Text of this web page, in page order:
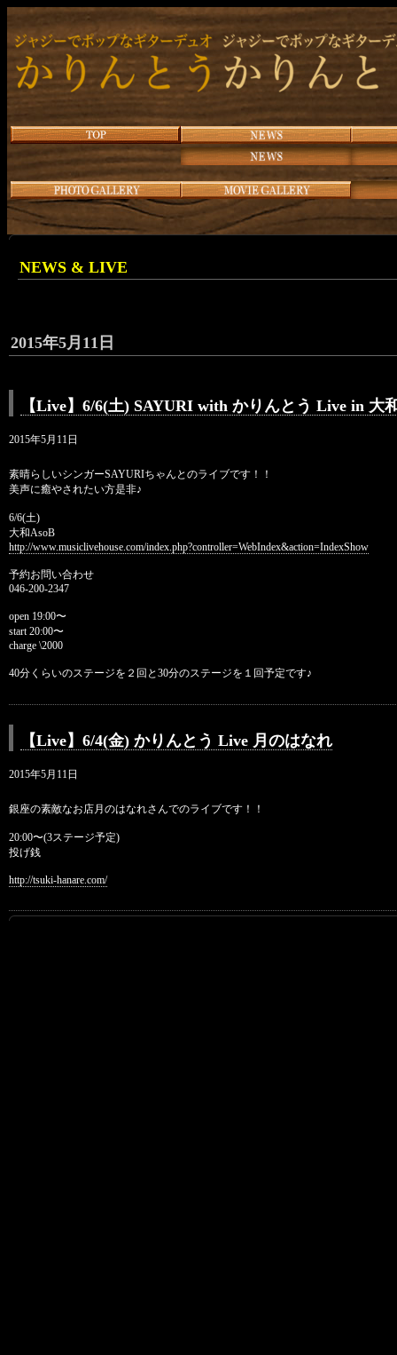
NEWS & LIVE
2015年5月11日
【Live】6/6(土) SAYURI with かりんとう Live in 大
2015年5月11日
素晴らしいシンガーSAYURIちゃんとのライブです！
！
美声に癒やされたい方是非♪
6/6(土)
大和AsoB
http://www.musiclivehouse.com/index.php?controller=WebIndex&action=IndexShow
予約お問い合わせ
046-200-2347
open 19:00〜
start 20:00〜
charge \2000
40分くらいのステージを２回と30分のステージを１回予定です♪
【Live】6/4(金) かりんとう Live 月のはなれ
2015年5月11日
銀座の素敵なお店月のはなれさんでのライブです！！
20:00〜(3ステージ予定)
投げ銭
http://tsuki-hanare.com/